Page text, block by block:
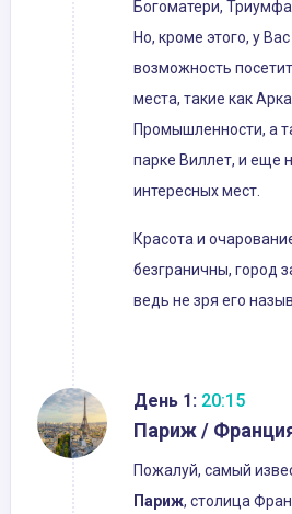
Богоматери,
Но, кроме этого, у
возможность
места, такие как
Промышленности, а
парке Виллет, и еще
интересных мест.
Красота и
безграничны, город
ведь не зря его
День 1: 20:15
Париж /
Пожалуй, самый
Париж, столица